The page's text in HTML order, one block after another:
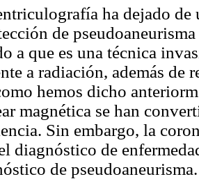
ha dejado
de
a que es una técnica
a radiación, además de
hemos dicho
magnética se han
Sin embargo, la
diagnóstico de
de